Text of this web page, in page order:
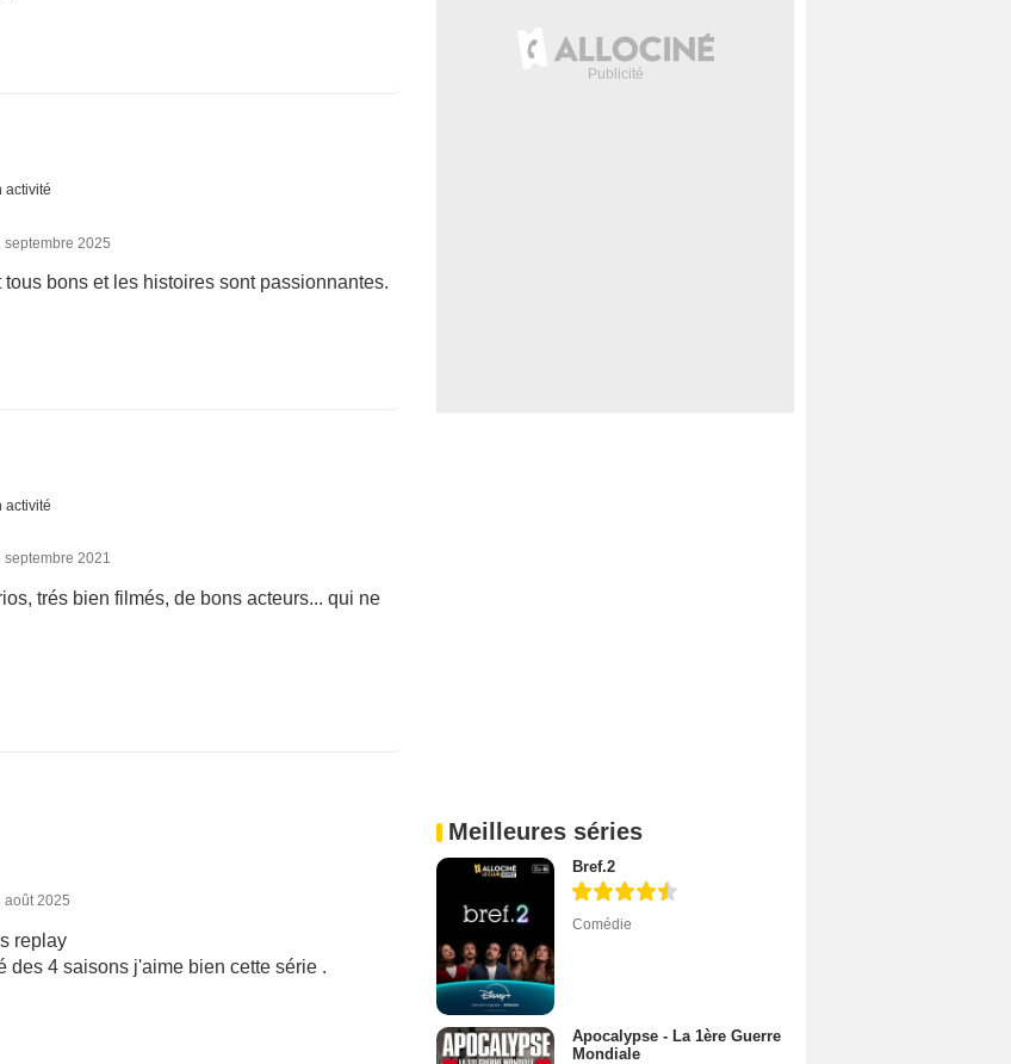
activité
septembre 2025
bons et les histoires sont passionnantes.
activité
septembre 2021
trés bien filmés, de bons acteurs... qui ne
août 2025
replay
4 saisons j'aime bien cette série .
Meilleures séries
Bref.2
Comédie
Apocalypse - La 1ère Guerre
Mondiale